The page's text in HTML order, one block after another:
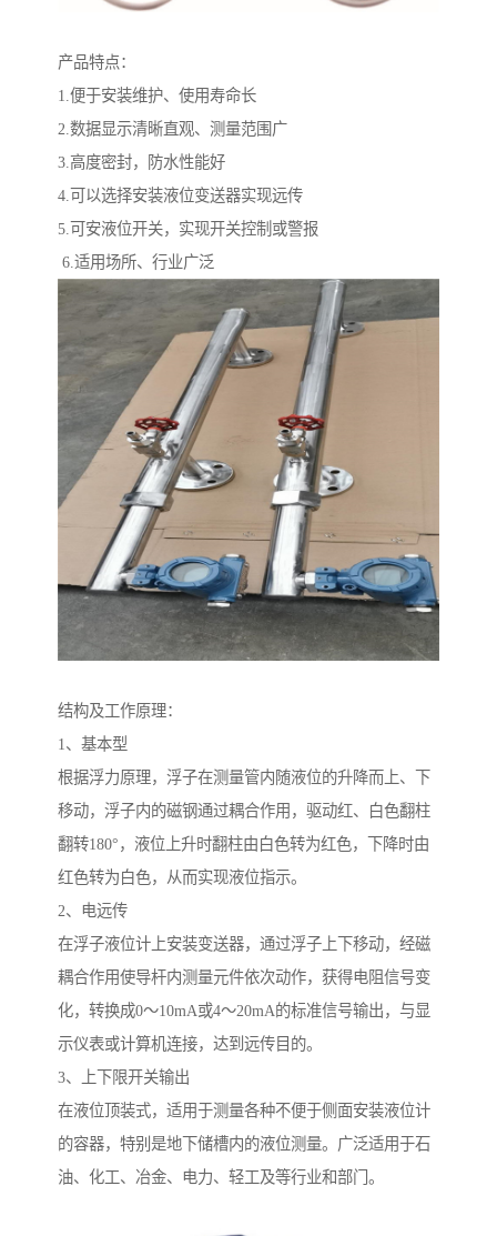
产品特点：
1.便于安装维护、使用寿命长
2.数据显示清晰直观、测量范围广
3.高度密封，防水性能好
4.可以选择安装液位变送器实现远传
5.可安液位开关，实现开关控制或警报
6.适用场所、行业广泛
结构及工作原理：
1、基本型
根据浮力原理，浮子在测量管内随液位的升降而上、下
移动，浮子内的磁钢通过耦合作用，驱动红、白色翻柱
翻转180°，液位上升时翻柱由白色转为红色，下降时由
红色转为白色，从而实现液位指示。
2、电远传
在浮子液位计上安装变送器，通过浮子上下移动，经磁
耦合作用使导杆内测量元件依次动作，获得电阻信号变
化，转换成0～10mA或4～20mA的标准信号输出，与显
示仪表或计算机连接，达到远传目的。
3、上下限开关输出
在液位顶装式，适用于测量各种不便于侧面安装液位计
的容器，特别是地下储槽内的液位测量。广泛适用于石
油、化工、冶金、电力、轻工及等行业和部门。